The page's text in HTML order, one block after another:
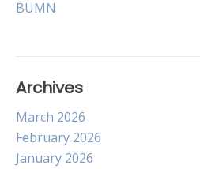
BUMN
Archives
March 2026
February 2026
January 2026